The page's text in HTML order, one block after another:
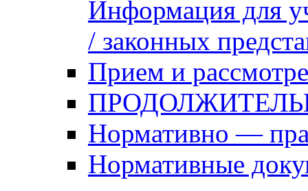
Информация для
/ законных
Прием и
Нормативно —
Нормативные